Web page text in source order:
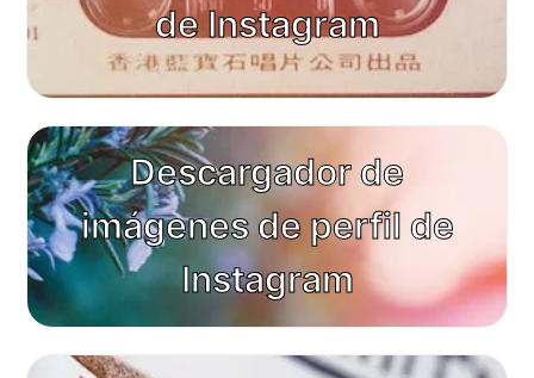
de Instagram
Descargador de
imágenes de perfil de
Instagram